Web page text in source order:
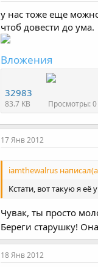
у нас тоже еще
чтоб довести до ума.
Вложения
32983
83.7 KB Просмотры: 0
17 Янв 2012
iamthewalrus
Кстати, вот такую я
Чувак, ты просто
Береги старушку!
18 Янв 2012